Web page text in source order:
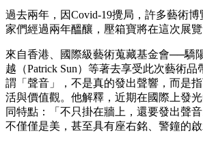
過去兩年，因Covid-19攪局，許多藝術
家們經過兩年醞釀，壓箱寶將在這次展覽
來自香港、國際級藝術蒐藏基金會──驕
越（Patrick Sun）等著去享受此次藝術
謂「聲音」，不是真的發出聲響，而是
活與價值觀。他解釋，近期在國際上發
同特點：「不只掛在牆上，還要發出聲
不僅僅是美，甚至具有座右銘、警鐘的啟